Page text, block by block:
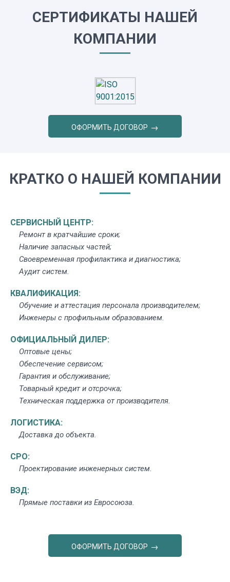
СЕРТИФИКАТЫ НАШЕЙ
КОМПАНИИ
ОФОРМИТЬ ДОГОВОР
КРАТКО О НАШЕЙ КОМПАНИИ
СЕРВИСНЫЙ ЦЕНТР:
Ремонт в кратчайшие сроки;
Наличие запасных частей;
Своевременная профилактика и диагностика;
Аудит систем.
КВАЛИФИКАЦИЯ:
Обучение и аттестация персонала производителем;
Инженеры с профильным образованием.
ОФИЦИАЛЬНЫЙ ДИЛЕР:
Оптовые цены;
Обеспечение сервисом;
Гарантия и обслуживание;
Товарный кредит и отсрочка;
Техническая поддержка от производителя.
ЛОГИСТИКА:
Доставка до объекта.
СРО:
Проектирование инженерных систем.
ВЭД:
Прямые поставки из Евросоюза.
ОФОРМИТЬ ДОГОВОР